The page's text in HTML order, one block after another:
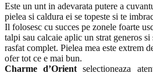
Este un unt in adevarata putere a
pielea si caldura ei se topeste si te
Il folosesc cu succes pe zonele foarte
talpi sau calcaie aplic un strat generos
rasfat complet. Pielea mea este extrem
ofer tot ce e mai bun.
Charme d’Orientselectioneaza